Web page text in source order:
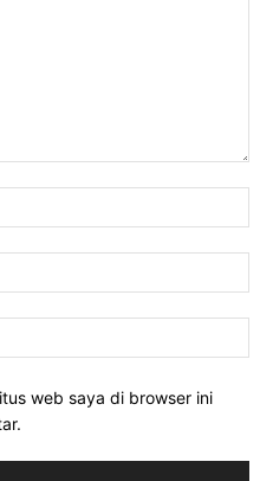
web saya di browser ini